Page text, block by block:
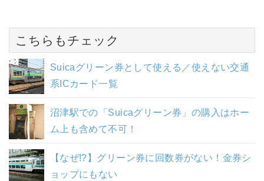
こちらもチェック
Suicaグリーン券として使える／使えない交通
系ICカード一覧
沼津駅での「Suicaグリーン券」の購入はホー
ム上も含めて不可！
【なぜ!?】グリーン券に回数券がない！金券シ
ョップにもない